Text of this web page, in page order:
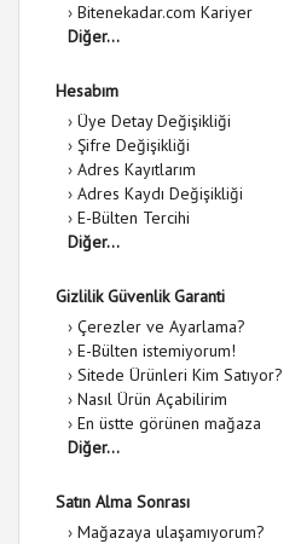
› Bitenekadar.com Kariyer
Diğer...
Hesabım
› Üye Detay Değişikliği
› Şifre Değişikliği
› Adres Kayıtlarım
› Adres Kaydı Değişikliği
› E-Bülten Tercihi
Diğer...
Gizlilik Güvenlik Garanti
› Çerezler ve Ayarlama?
› E-Bülten istemiyorum!
› Sitede Ürünleri Kim Satıyor?
› Nasıl Ürün Açabilirim
› En üstte görünen mağaza
Diğer...
Satın Alma Sonrası
› Mağazaya ulaşamıyorum?